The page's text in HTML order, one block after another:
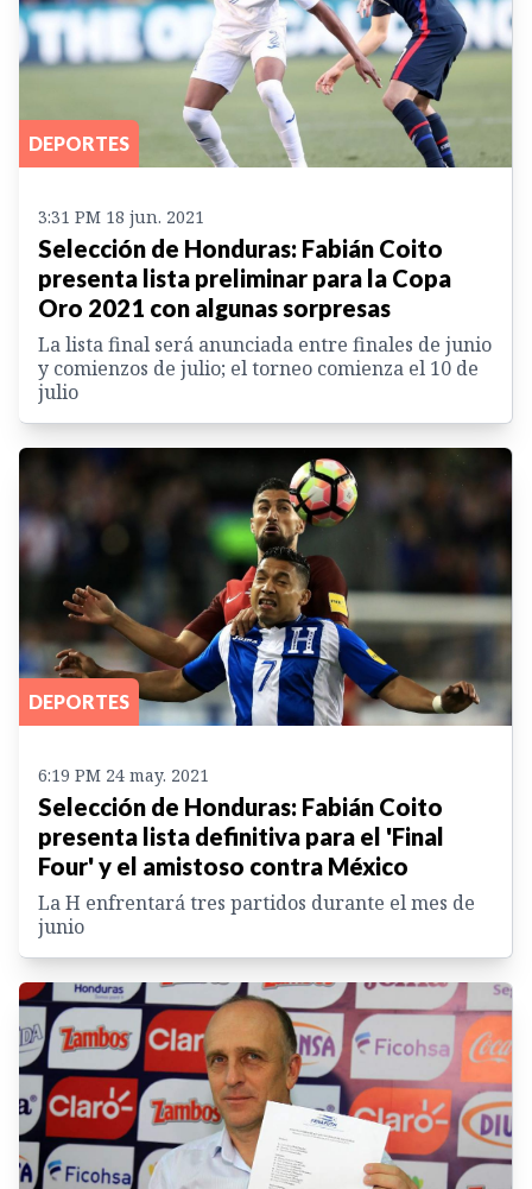
DEPORTES
3:31 PM 18 jun. 2021
Selección de Honduras: Fabián Coito
presenta lista preliminar para la Copa
Oro 2021 con algunas sorpresas
La lista final será anunciada entre finales de junio
y comienzos de julio; el torneo comienza el 10 de
julio
DEPORTES
6:19 PM 24 may. 2021
Selección de Honduras: Fabián Coito
presenta lista definitiva para el 'Final
Four' y el amistoso contra México
La H enfrentará tres partidos durante el mes de
junio